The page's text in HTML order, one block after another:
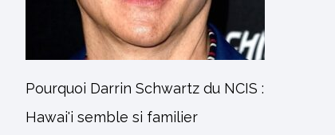
Pourquoi Darrin Schwartz du NCIS :
Hawai'i semble si familier